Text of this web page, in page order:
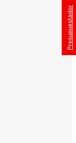
Presupuestador